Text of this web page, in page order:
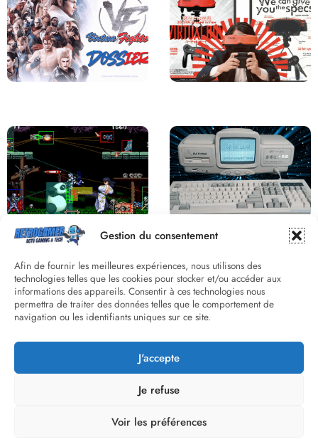
Gestion du consentement
Afin de fournir les meilleures expériences, nous utilisons des
technologies telles que les cookies pour stocker et/ou accéder aux
informations des appareils. Consentir à ces technologies nous
permettra de traiter des données telles que le comportement de
navigation ou les identifiants uniques sur ce site.
J'accepte
Je refuse
Voir les préférences
Derrière le pixel : L’art caché de la
hitbox
Une machine incroyable et
inconnue : le Batong BT-686
Street Fighter II : L’Odyssée d’une